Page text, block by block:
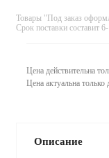
Товары "Под заказ
Срок поставки составит
Цена действительна
Цена актуальна
Описание